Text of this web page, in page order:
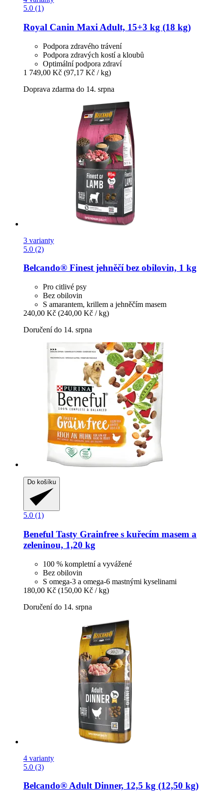
5.0 (1)
Royal Canin Maxi Adult, 15+3 kg (18 kg)
Podpora zdravého trávení
Podpora zdravých kostí a kloubů
Optimální podpora zdraví
1 749,00 Kč (97,17 Kč / kg)
Doprava zdarma do 14. srpna
3 varianty
5.0 (2)
Belcando® Finest jehněčí bez obilovin, 1 kg
Pro citlivé psy
Bez obilovin
S amarantem, krillem a jehněčím masem
240,00 Kč (240,00 Kč / kg)
Doručení do 14. srpna
Do košíku
5.0 (1)
Beneful Tasty Grainfree s kuřecím masem a
zeleninou, 1,20 kg
100 % kompletní a vyvážené
Bez obilovin
S omega-3 a omega-6 mastnými kyselinami
180,00 Kč (150,00 Kč / kg)
Doručení do 14. srpna
4 varianty
5.0 (3)
Belcando®Adult Dinner, 12,5 kg (12,50 kg)